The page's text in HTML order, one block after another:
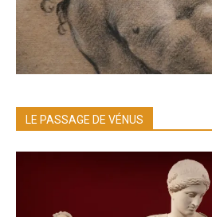
LE PASSAGE DE VÉNUS